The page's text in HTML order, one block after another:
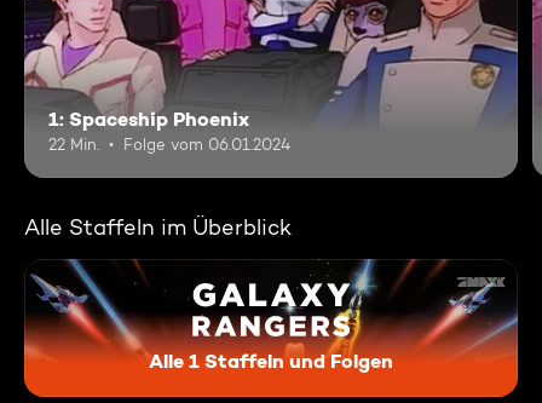
1: Spaceship Phoenix
22 Min. Folge vom 06.01.2024
Alle Staffeln im Überblick
Alle 1 Staffeln und Folgen